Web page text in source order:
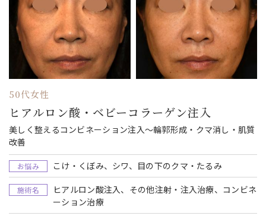
50代女性
ヒアルロン酸・ベビーコラーゲン注入
美しく整えるコンビネーション注入～輪郭形成・クマ消し・肌質
改善
お悩み こけ・くぼみ、シワ、目の下のクマ・たるみ
施術名
ヒアルロン酸注入、その他注射・注入治療、コンビネ
ーション治療